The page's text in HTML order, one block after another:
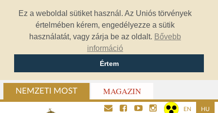
Ez a weboldal sütiket használ. Az Uniós törvények
értelmében kérem, engedélyezze a sütik
használatát, vagy zárja be az oldalt. Bővebb
információ
Értem
NEMZETI MOST MAGAZIN
EN HU